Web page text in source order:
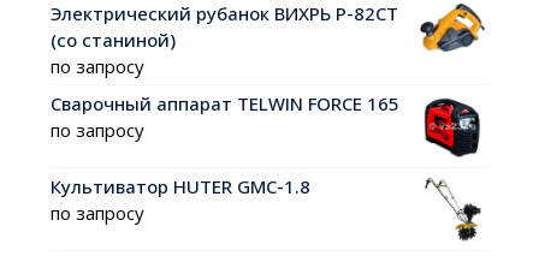
Электрический рубанок ВИХРЬ Р-82СТ
(со станиной)
по запросу
Сварочный аппарат TELWIN FORCE 165
по запросу
Культиватор HUTER GMC-1.8
по запросу